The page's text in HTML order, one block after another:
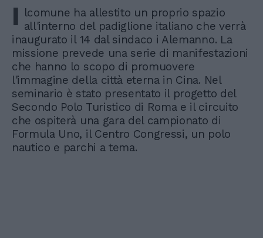
I lcomune ha allestito un proprio spazio
all'interno del padiglione italiano che verrà
inaugurato il 14 dal sindaco i Alemanno. La
missione prevede una serie di manifestazioni
che hanno lo scopo di promuovere
l'immagine della città eterna in Cina. Nel
seminario è stato presentato il progetto del
Secondo Polo Turistico di Roma e il circuito
che ospiterà una gara del campionato di
Formula Uno, il Centro Congressi, un polo
nautico e parchi a tema.